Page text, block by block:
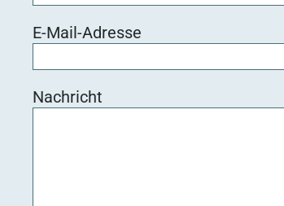
E-Mail-Adresse
Nachricht